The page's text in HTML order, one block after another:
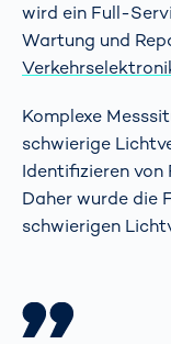
wird ein Full-
Wartung und
Komplexe
schwierige
Identifizieren von
Daher wurde die
schwierigen